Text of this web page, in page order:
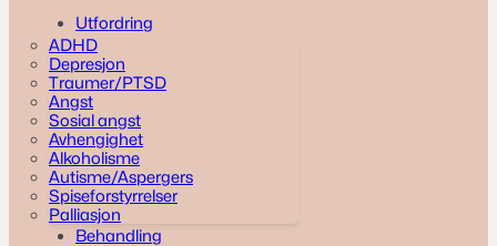
Utfordring
ADHD
Depresjon
Traumer/PTSD
Angst
Sosial angst
Avhengighet
Alkoholisme
Autisme/Aspergers
Spiseforstyrrelser
Palliasjon
Behandling